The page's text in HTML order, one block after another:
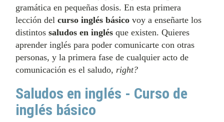
gramática en pequeñas dosis. En esta primera
lección delcurso inglés básicovoy a enseñarte los
distintossaludos en inglés que existen. Quieres
aprender inglés para poder comunicarte con otras
personas, y la primera fase de cualquier acto de
comunicación es el saludo,right?
Saludos en inglés - Curso de
inglés básico